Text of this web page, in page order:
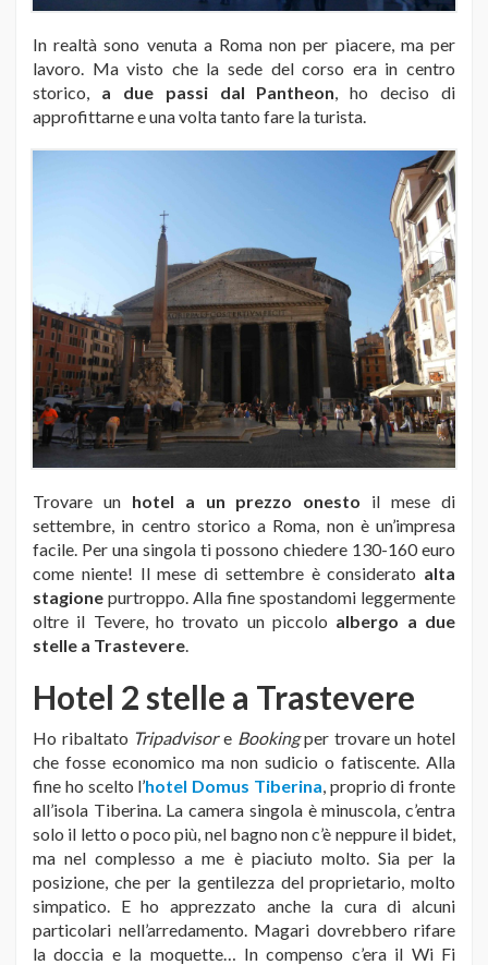
In realtà sono venuta a Roma non per piacere, ma per
lavoro. Ma visto che la sede del corso era in centro
storico, a due passi dal Pantheon, ho deciso di
approfittarne e una volta tanto fare la turista.
Trovare un hotel a un prezzo onesto il mese di
settembre, in centro storico a Roma, non è un’impresa
facile. Per una singola ti possono chiedere 130-160 euro
come niente! Il mese di settembre è considerato alta
stagione purtroppo. Alla fine spostandomi leggermente
oltre il Tevere, ho trovato un piccolo albergo a due
stelle a Trastevere.
Hotel 2 stelle a Trastevere
Ho ribaltato Tripadvisore Bookingper trovare un hotel
che fosse economico ma non sudicio o fatiscente. Alla
fine ho scelto l’hotel Domus Tiberina, proprio di fronte
all’isola Tiberina. La camera singola è minuscola, c’entra
solo il letto o poco più, nel bagno non c’è neppure il bidet,
ma nel complesso a me è piaciuto molto. Sia per la
posizione, che per la gentilezza del proprietario, molto
simpatico. E ho apprezzato anche la cura di alcuni
particolari nell’arredamento. Magari dovrebbero rifare
la doccia e la moquette… In compenso c’era il Wi Fi